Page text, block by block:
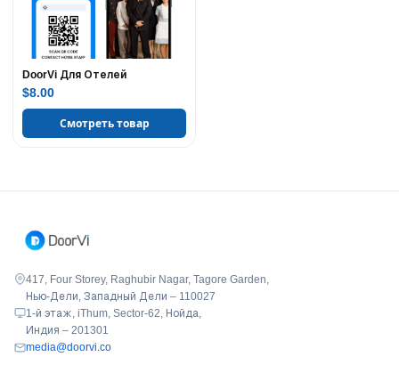
DoorVi Для Отелей
$8.00
Смотреть товар
417, Four Storey, Raghubir Nagar, Tagore Garden,
Нью-Дели, Западный Дели – 110027
1-й этаж, iThum, Sector-62, Нойда,
Индия – 201301
media@doorvi.co